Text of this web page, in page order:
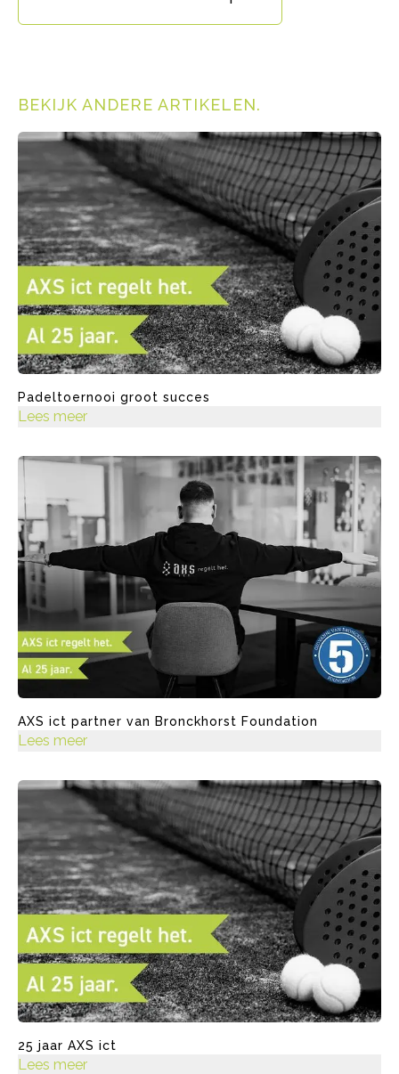
BEKIJK ANDERE ARTIKELEN.
Padeltoernooi groot succes
Lees meer
AXS ict partner van Bronckhorst Foundation
Lees meer
25 jaar AXS ict
Lees meer